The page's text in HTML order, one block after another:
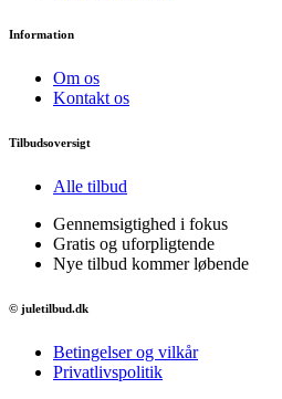
Information
Om os
Kontakt os
Tilbudsoversigt
Alle tilbud
Gennemsigtighed i fokus
Gratis og uforpligtende
Nye tilbud kommer løbende
© juletilbud.dk
Betingelser og vilkår
Privatlivspolitik